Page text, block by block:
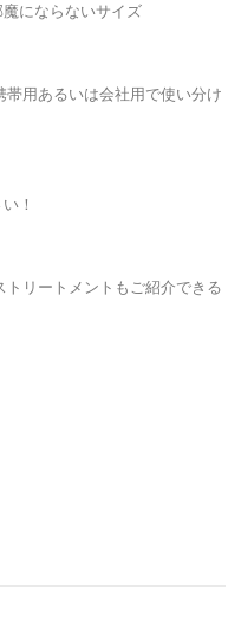
にならないサイズ
用あるいは会社用で使い分け
！
リートメントもご紹介できる